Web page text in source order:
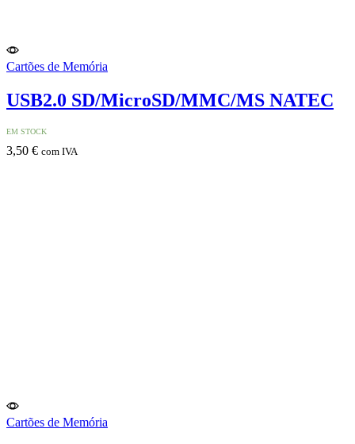
Cartões de Memória
USB2.0 SD/MicroSD/MMC/MS NATEC
EM STOCK
3,50 € com IVA
Cartões de Memória